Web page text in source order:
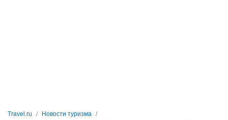
Travel.ru
Новости туризма